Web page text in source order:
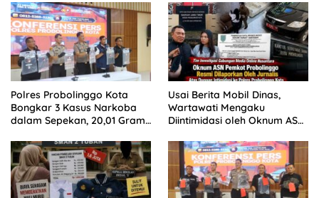
Polres Probolinggo Kota
Bongkar 3 Kasus Narkoba
dalam Sepekan, 20,01 Gram
Usai Berita Mobil Dinas,
Wartawati Mengaku
Diintimidasi oleh Oknum ASN
Tempuh Jalur Hukum